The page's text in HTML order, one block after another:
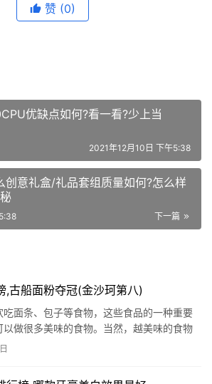
赞 (0)
优缺点如何?看一看?少上当
2021年12月10日 下午5:38
创意礼盒/礼品套组质量如何?怎么样
下一篇
,古船面粉夺冠(金沙珂第八)
面条、包子等食物，这些食品的一种重要
做很多美味的食物。当然，越美味的食物
，下面网为你公布中国面粉品牌排行榜,看